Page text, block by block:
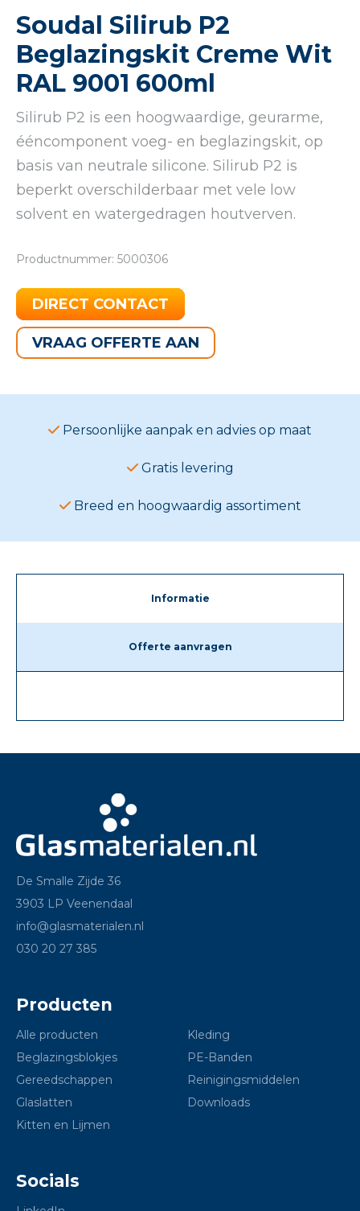
Soudal Silirub P2
Beglazingskit Creme Wit
RAL 9001 600ml
Silirub P2 is een hoogwaardige, geurarme,
ééncomponent voeg- en beglazingskit, op
basis van neutrale silicone. Silirub P2 is
beperkt overschilderbaar met vele low
solvent en watergedragen houtverven.
Productnummer: 5000306
DIRECT CONTACT
VRAAG OFFERTE AAN
Persoonlijke aanpak en advies op maat
Gratis levering
Breed en hoogwaardig assortiment
Informatie
Offerte aanvragen
De Smalle Zijde 36
3903 LP Veenendaal
info@glasmaterialen.nl
030 20 27 385
Producten
Alle producten
Beglazingsblokjes
Gereedschappen
Glaslatten
Kitten en Lijmen
Kleding
PE-Banden
Reinigingsmiddelen
Downloads
Socials